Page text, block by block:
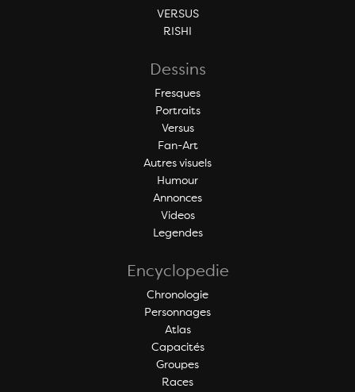
VERSUS
RISHI
Dessins
Fresques
Portraits
Versus
Fan-Art
Autres visuels
Humour
Annonces
Videos
Legendes
Encyclopedie
Chronologie
Personnages
Atlas
Capacités
Groupes
Races